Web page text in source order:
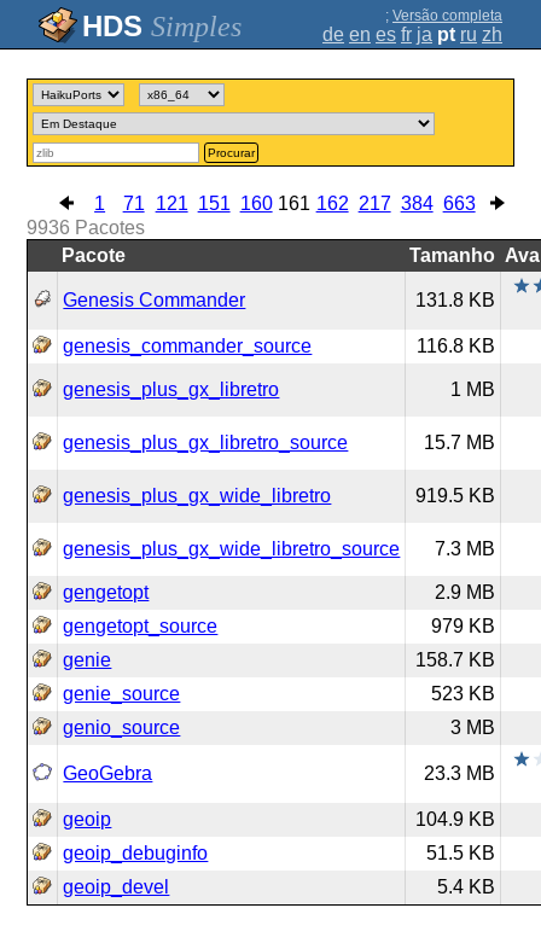
Simples ; Versão completa
de en es fr ja pt ru zh
Procurar
1 71 121 151 160 161 162 217 384 663
9936 Pacotes
Pacote
Tamanho
Genesis Commander 131.8 KB
genesis_commander_source 116.8 KB
genesis_plus_gx_libretro 1 MB
genesis_plus_gx_libretro_source 15.7 MB
genesis_plus_gx_wide_libretro 919.5 KB
genesis_plus_gx_wide_libretro_source 7.3 MB
gengetopt
2.9 MB
gengetopt_source
979 KB
genie
158.7 KB
genie_source
523 KB
genio_source
3 MB
GeoGebra 23.3 MB
geoip
104.9 KB
geoip_debuginfo
51.5 KB
geoip_devel
5.4 KB